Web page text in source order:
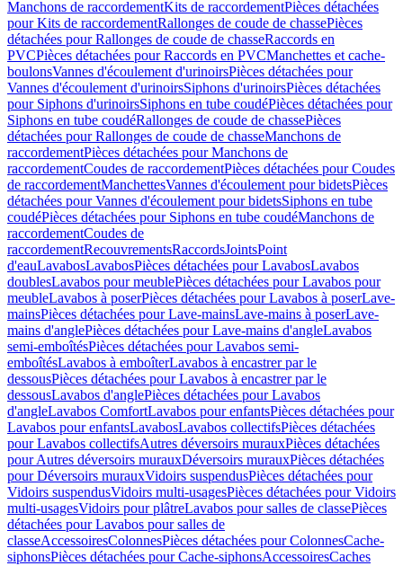
Manchons de raccordementKits de raccordementPièces détachées
pour Kits de raccordementRallonges de coude de chassePièces
détachées pour Rallonges de coude de chasseRaccords en
PVCPièces détachées pour Raccords en PVCManchettes et cache-
boulonsVannes d'écoulement d'urinoirsPièces détachées pour
Vannes d'écoulement d'urinoirsSiphons d'urinoirsPièces détachées
pour Siphons d'urinoirsSiphons en tube coudéPièces détachées pour
Siphons en tube coudéRallonges de coude de chassePièces
détachées pour Rallonges de coude de chasseManchons de
raccordementPièces détachées pour Manchons de
raccordementCoudes de raccordementPièces détachées pour Coudes
de raccordementManchettesVannes d'écoulement pour bidetsPièces
détachées pour Vannes d'écoulement pour bidetsSiphons en tube
coudéPièces détachées pour Siphons en tube coudéManchons de
raccordementCoudes de
raccordementRecouvrementsRaccordsJointsPoint
d'eauLavabosLavabosPièces détachées pour LavabosLavabos
doublesLavabos pour meublePièces détachées pour Lavabos pour
meubleLavabos à poserPièces détachées pour Lavabos à poserLave-
mainsPièces détachées pour Lave-mainsLave-mains à poserLave-
mains d'anglePièces détachées pour Lave-mains d'angleLavabos
semi-emboîtésPièces détachées pour Lavabos semi-
emboîtésLavabos à emboîterLavabos à encastrer par le
dessousPièces détachées pour Lavabos à encastrer par le
dessousLavabos d'anglePièces détachées pour Lavabos
d'angleLavabos ComfortLavabos pour enfantsPièces détachées pour
Lavabos pour enfantsLavabosLavabos collectifsPièces détachées
pour Lavabos collectifsAutres déversoirs murauxPièces détachées
pour Autres déversoirs murauxDéversoirs murauxPièces détachées
pour Déversoirs murauxVidoirs suspendusPièces détachées pour
Vidoirs suspendusVidoirs multi-usagesPièces détachées pour Vidoirs
multi-usagesVidoirs pour plâtreLavabos pour salles de classePièces
détachées pour Lavabos pour salles de
classeAccessoiresColonnesPièces détachées pour ColonnesCache-
siphonsPièces détachées pour Cache-siphonsAccessoiresCaches